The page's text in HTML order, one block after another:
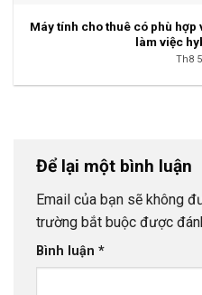
Máy tính cho thuê có phù
làm việc
Th8
Để lại một bình luận
Email của bạn sẽ không
trường bắt buộc được
Bình luận *